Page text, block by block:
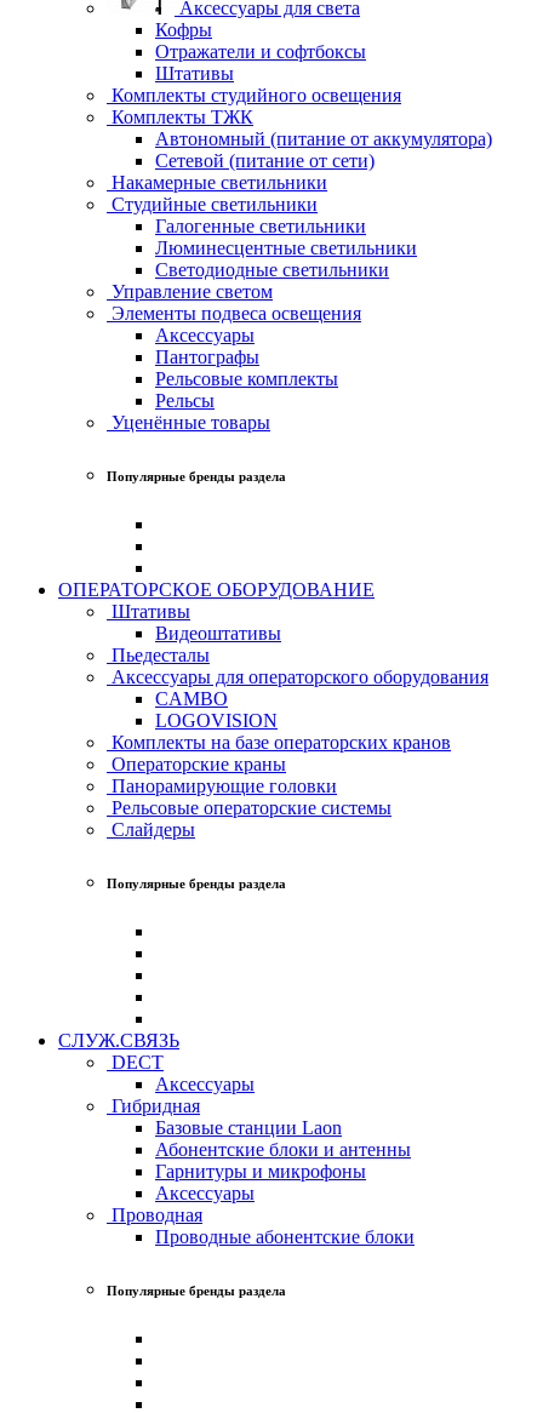
Аксессуары для света
Кофры
Отражатели и софтбоксы
Штативы
Комплекты студийного освещения
Комплекты ТЖК
Автономный (питание от аккумулятора)
Сетевой (питание от сети)
Накамерные светильники
Студийные светильники
Галогенные светильники
Люминесцентные светильники
Светодиодные светильники
Управление светом
Элементы подвеса освещения
Аксессуары
Пантографы
Рельсовые комплекты
Рельсы
Уценённые товары
Популярные бренды раздела
ОПЕРАТОРСКОЕ ОБОРУДОВАНИЕ
Штативы
Видеоштативы
Пьедесталы
Аксессуары для операторского оборудования
CAMBO
LOGOVISION
Комплекты на базе операторских кранов
Операторские краны
Панорамирующие головки
Рельсовые операторские системы
Слайдеры
Популярные бренды раздела
СЛУЖ.СВЯЗЬ
DECT
Аксессуары
Гибридная
Базовые станции Laon
Абонентские блоки и антенны
Гарнитуры и микрофоны
Аксессуары
Проводная
Проводные абонентские блоки
Популярные бренды раздела